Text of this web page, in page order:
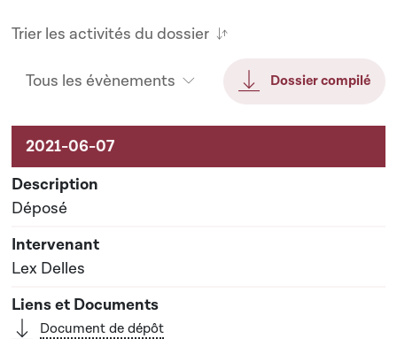
Trier les activités du dossier
Tous les évènements Dossier compilé
Activités liées au dossier
Déposé
Lex Delles
Document de dépôt